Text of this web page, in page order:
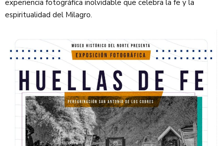
experiencia fotográfica inolvidable que celebra la fe y la
espiritualidad del Milagro.